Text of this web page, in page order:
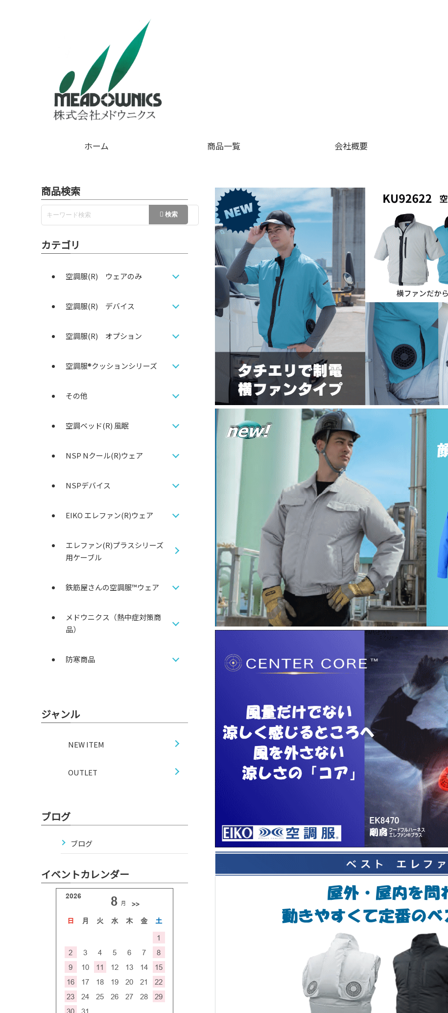
ホーム 商品一覧 会社概要
商品検索
カテゴリ
空調服(R) ウェアのみ
空調服(R) デバイス
空調服(R) オプション
空調服®クッションシリーズ
その他
空調ベッド(R) 風眠
NSP Nクール(R)ウェア
NSPデバイス
EIKO エレファン(R)ウェア
エレファン(R)プラスシリーズ
用ケーブル
鉄筋屋さんの空調服™ウェア
メドウニクス（熱中症対策商
品）
防寒商品
ジャンル
NEW ITEM
OUTLET
ブログ
ブログ
イベントカレンダー